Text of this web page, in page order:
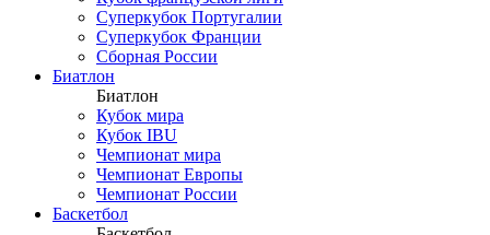
Суперкубок Португалии
Суперкубок Франции
Сборная России
Биатлон
Биатлон
Кубок мира
Кубок IBU
Чемпионат мира
Чемпионат Европы
Чемпионат России
Баскетбол